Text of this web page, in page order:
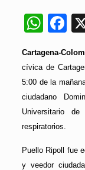
Cartagena-
cívica de
5:00 de la
ciudadano
Universitario
respiratorios.
Puello Ripoll fue
y veedor